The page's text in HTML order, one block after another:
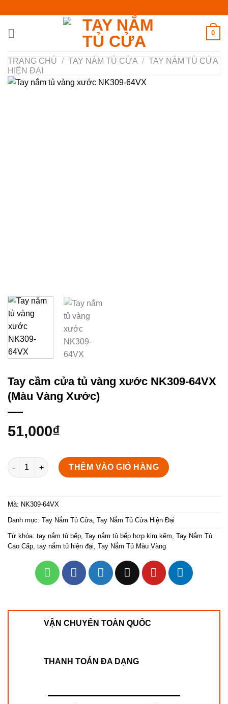
nội
0
TRANG CHỦ / TAY NẮM TỦ CỬA / TAY NẮM TỦ CỬA
HIỆN ĐẠI
Tay cầm cửa tủ vàng xước NK309-64VX
(Màu Vàng Xước)
51,000₫
Tay cầm cửa tủ vàng xước NK309-64VX (Màu Vàng Xước) số
THÊM VÀO GIỎ HÀNG
Mã: NK309-64VX
Danh mục: Tay Nắm Tủ Cửa, Tay Nắm Tủ Cửa Hiện Đại
Từ khóa: tay nắm tủ bếp, Tay nắm tủ bếp hợp kim kẽm, Tay Nắm Tủ
Cao Cấp, tay nắm tủ hiện đại, Tay Nắm Tủ Màu Vàng
VẬN CHUYỂN TOÀN QUỐC
THANH TOÁN ĐA DẠNG